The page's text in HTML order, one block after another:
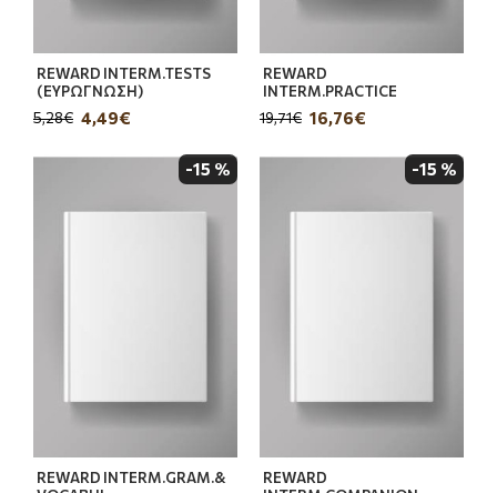
REWARD INTERM.TESTS
(ΕΥΡΩΓΝΩΣΗ)
4,49€
5,28€
REWARD
INTERM.PRACTICE
16,76€
19,71€
-15 %
REWARD INTERM.GRAM.&
-15 %
REWARD